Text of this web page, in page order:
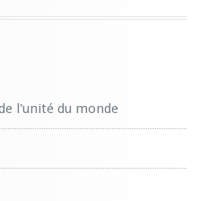
l'unité du monde